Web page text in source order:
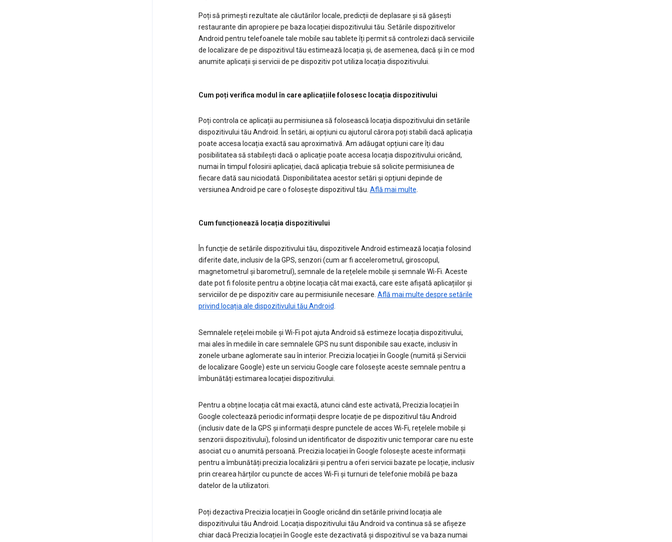
Poți să primești rezultate ale căutărilor locale, predicții de deplasare și să găsești
restaurante din apropiere pe baza locației dispozitivului tău. Setările dispozitivelor
Android pentru telefoanele tale mobile sau tablete îți permit să controlezi dacă serviciile
de localizare de pe dispozitivul tău estimează locația și, de asemenea, dacă și în ce mod
anumite aplicații și servicii de pe dispozitiv pot utiliza locația dispozitivului.
Cum poți verifica modul în care aplicațiile folosesc locația dispozitivului
Poți controla ce aplicații au permisiunea să folosească locația dispozitivului din setările
dispozitivului tău Android. În setări, ai opțiuni cu ajutorul cărora poți stabili dacă aplicația
poate accesa locația exactă sau aproximativă. Am adăugat opțiuni care îți dau
posibilitatea să stabilești dacă o aplicație poate accesa locația dispozitivului oricând,
numai în timpul folosirii aplicației, dacă aplicația trebuie să solicite permisiunea de
fiecare dată sau niciodată. Disponibilitatea acestor setări și opțiuni depinde de
versiunea Android pe care o folosește dispozitivul tău. Află mai multe
Cum funcționează locația dispozitivului
În funcție de setările dispozitivului tău, dispozitivele Android estimează locația folosind
diferite date, inclusiv de la GPS, senzori (cum ar fi accelerometrul, giroscopul,
magnetometrul și barometrul), semnale de la rețelele mobile și semnale Wi-Fi. Aceste
date pot fi folosite pentru a obține locația cât mai exactă, care este afișată aplicațiilor și
serviciilor de pe dispozitiv care au permisiunile necesare. Află mai multe despre setările
privind locația ale dispozitivului tău Android
Semnalele rețelei mobile și Wi-Fi pot ajuta Android să estimeze locația dispozitivului,
mai ales în mediile în care semnalele GPS nu sunt disponibile sau exacte, inclusiv în
zonele urbane aglomerate sau în interior. Precizia locației în Google (numită și Servicii
de localizare Google) este un serviciu Google care folosește aceste semnale pentru a
îmbunătăți estimarea locației dispozitivului.
Pentru a obține locația cât mai exactă, atunci când este activată, Precizia locației în
Google colectează periodic informații despre locație de pe dispozitivul tău Android
(inclusiv date de la GPS și informații despre punctele de acces Wi-Fi, rețelele mobile și
senzorii dispozitivului), folosind un identificator de dispozitiv unic temporar care nu este
asociat cu o anumită persoană. Precizia locației în Google folosește aceste informații
pentru a îmbunătăți precizia localizării și pentru a oferi servicii bazate pe locație, inclusiv
prin crearea hărților cu puncte de acces Wi-Fi și turnuri de telefonie mobilă pe baza
datelor de la utilizatori.
Poți dezactiva Precizia locației în Google oricând din setările privind locația ale
dispozitivului tău Android. Locația dispozitivului tău Android va continua să se afișeze
chiar dacă Precizia locației în Google este dezactivată și dispozitivul se va baza numai